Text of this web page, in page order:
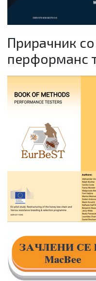
Прирачник
перформанс